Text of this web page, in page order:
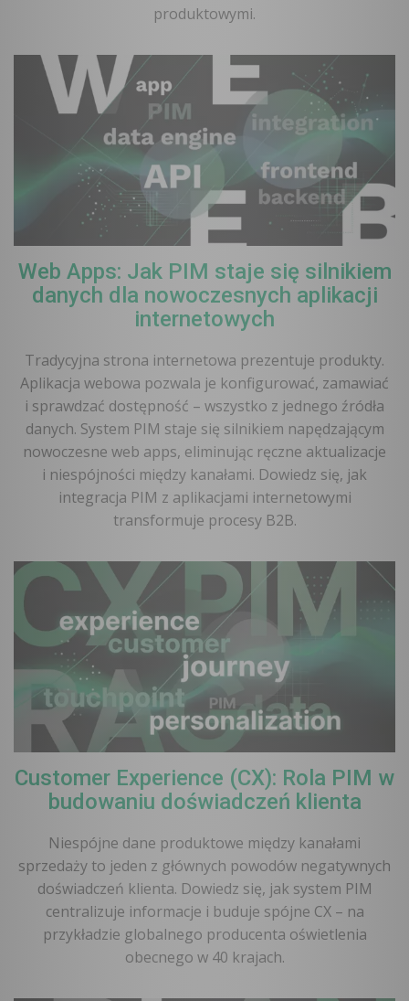
produktowymi.
Web Apps: Jak PIM staje się silnikiem
danych dla nowoczesnych aplikacji
internetowych
Tradycyjna strona internetowa prezentuje produkty.
Aplikacja webowa pozwala je konfigurować, zamawiać
i sprawdzać dostępność – wszystko z jednego źródła
danych. System PIM staje się silnikiem napędzającym
nowoczesne web apps, eliminując ręczne aktualizacje
i niespójności między kanałami. Dowiedz się, jak
integracja PIM z aplikacjami internetowymi
transformuje procesy B2B.
Customer Experience (CX): Rola PIM w
budowaniu doświadczeń klienta
Niespójne dane produktowe między kanałami
sprzedaży to jeden z głównych powodów negatywnych
doświadczeń klienta. Dowiedz się, jak system PIM
centralizuje informacje i buduje spójne CX – na
przykładzie globalnego producenta oświetlenia
obecnego w 40 krajach.